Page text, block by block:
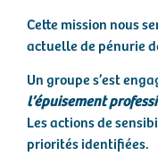
Cette mission nous
actuelle de pénurie
Un groupe s’est
l’épuisement
Les actions de
priorités identifiées.